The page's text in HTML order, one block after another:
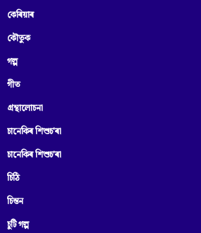
কেৰিয়াৰ
কৌতুক
গল্প
গীত
গ্ৰন্থালোচনা
চানেকিৰ শিশুচ'ৰা
চানেকিৰ শিশুচ’ৰা
চিঠি
চিন্তন
চুটি গল্প